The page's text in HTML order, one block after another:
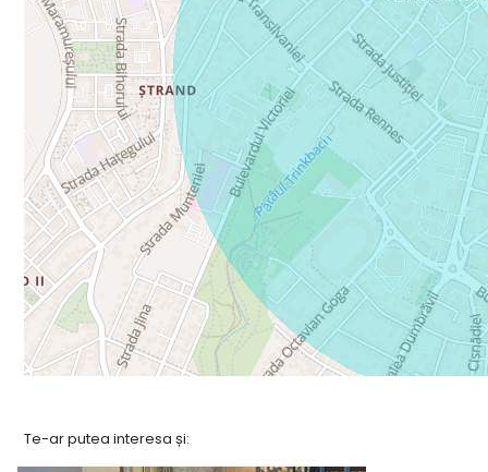
Te-ar putea interesa și: